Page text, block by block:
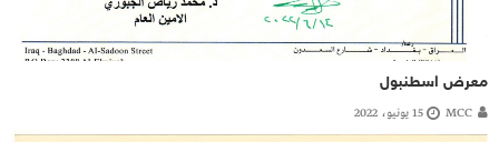
معرض اسطنبول
MCC 15 يونيو، 2022